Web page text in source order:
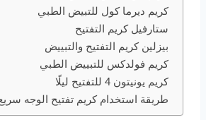
كريم ديرما كول للتبيض الطبي
ستارفيل كريم التفتيح
بيزلين كريم التفتيح والتبييض
كريم فولدكس للتبييض الطبي
كريم يونيتون 4 للتفتيح ليلًا
طريقة استخدام كريم تفتيح الوجه